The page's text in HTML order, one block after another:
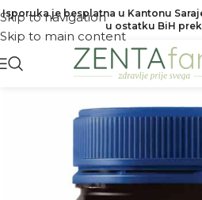
Skip to navigation
Skip to main content
Isporuka je besplatna u Kantonu
u ostatku BiH